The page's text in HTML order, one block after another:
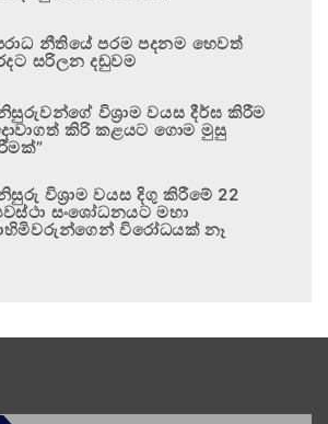
නීතියේ පරම පදනම හෙවත්
සරිලන දඬුවම
විශ්‍රාම වයස දීර්ඝ කිරීම
කිරි කළයට ගොම මුසු
විශ්‍රාම වයස දිගු කිරීමේ 22
සංශෝධනයට මහා
විරෝධයක් නෑ